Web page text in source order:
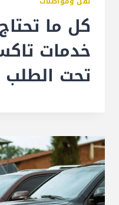
كل ما
خدمات
تحت الطلب 97145052